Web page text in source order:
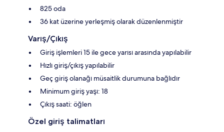
825 oda
36 kat üzerine yerleşmiş olarak düzenlenmiştir
Varış/Çıkış
Giriş işlemleri 15 ile gece yarısı arasında yapılabilir
Hızlı giriş/çıkış yapılabilir
Geç giriş olanağı müsaitlik durumuna bağlıdır
Minimum giriş yaşı: 18
Çıkış saati: öğlen
Özel giriş talimatları